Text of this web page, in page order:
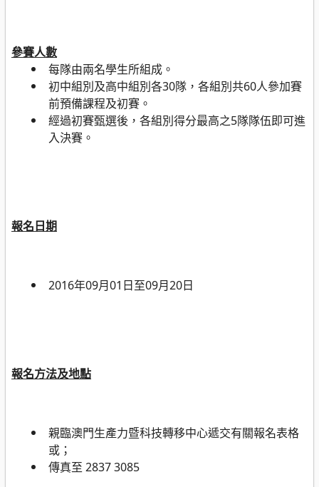
參賽人數
每隊由兩名學生所組成。
初中組別及高中組別各30隊，各組別共60人參加賽
前預備課程及初賽。
經過初賽甄選後，各組別得分最高之5隊隊伍即可進
入決賽。
報名日期
2016年09月01 日至09月20日
報名方法及地點
親臨澳門生產力暨科技轉移中心遞交有關報名表格
或；
傳真至2837 3085